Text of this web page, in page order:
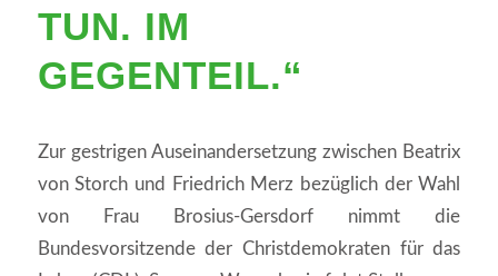
TUN. IM
GEGENTEIL.“
Zur gestrigen Auseinandersetzung zwischen Beatrix
von Storch und Friedrich Merz bezüglich der Wahl
von Frau Brosius-Gersdorf nimmt die
Bundesvorsitzende der Christdemokraten für das